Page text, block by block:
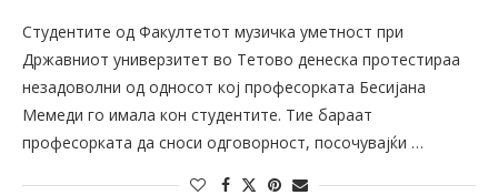
Студентите од Факултетот музичка уметност при
Државниот универзитет во Тетово денеска протестираа
незадоволни од односот кој професорката Бесијана
Мемеди го имала кон студентите. Тие бараат
професорката да сноси одговорност, посочувајќи …